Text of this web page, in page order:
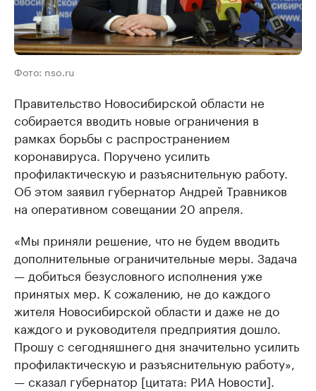
Фото: nso.ru
Правительство Новосибирской области не
собирается вводить новые ограничения в
рамках борьбы с распространением
коронавируса. Поручено усилить
профилактическую и разъяснительную работу.
Об этом заявил губернатор Андрей Травников
на оперативном совещании 20 апреля.
«Мы приняли решение, что не будем вводить
дополнительные ограничительные меры. Задача
— добиться безусловного исполнения уже
принятых мер. К сожалению, не до каждого
жителя Новосибирской области и даже не до
каждого и руководителя предприятия дошло.
Прошу с сегодняшнего дня значительно усилить
профилактическую и разъяснительную работу»,
— сказал губернатор [цитата: РИА Новости].